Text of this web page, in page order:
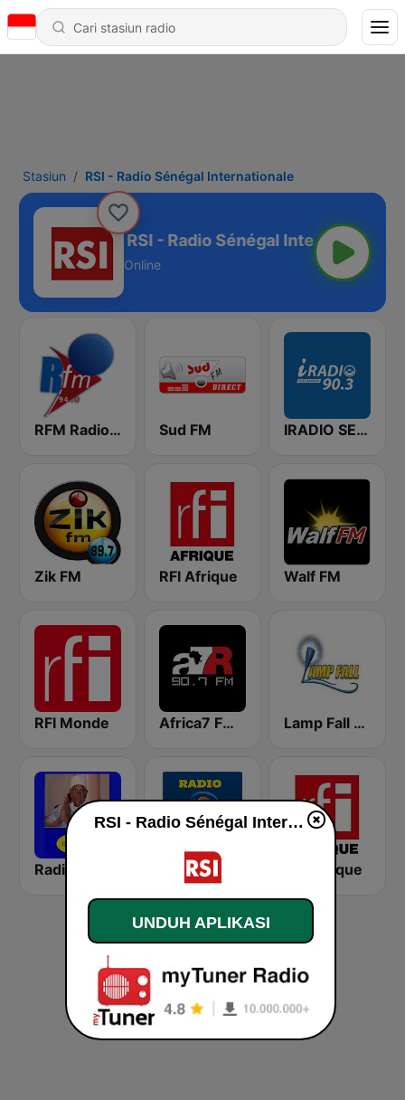
Stasiun RSI - Radio Sénégal Internationale
RSI - Radio Sénégal Internationale
Online
RFM Radio Futurs Medias 94.0 FM Sud FM IRADIO SENEGAL
Zik FM RFI Afrique Walf FM
RFI Monde Africa7 FM 90.7 Lamp Fall FM
RFI Afrique
RSI - Radio Sénégal Internationale live
UNDUH APLIKASI